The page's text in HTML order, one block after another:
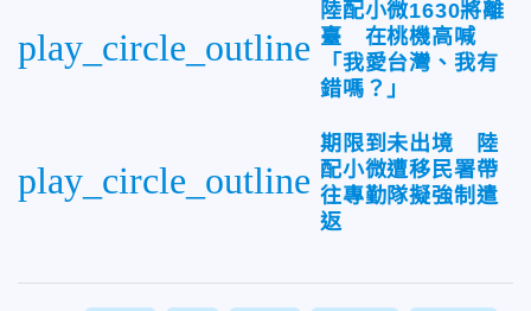
play_circle_outline
陸配小微1630將離
臺 在桃機高喊
「我愛台灣、我有
錯嗎？」
play_circle_outline
期限到未出境 陸
配小微遭移民署帶
往專勤隊擬強制遣
返